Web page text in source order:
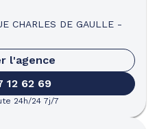
CHARLES DE GAULLE -
l'agence
12 62 69
24h/24 7j/7